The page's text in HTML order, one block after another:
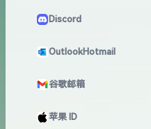
Discord
OutlookHotmail
谷歌邮箱
苹果 ID